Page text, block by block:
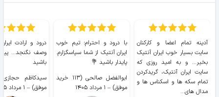
آدینه تمام اعضا و کارکنان
سایت بسیار خوب ايران آنتیک
بخیر... و به امید روزی که
سایت ايران آنتیک، گریدکردن
تمام سکه ها و اسکناس ها و
مدال های...
با درود و احترام؛ تیم خوب
ایران آنتیک از شما سپاسگزارم.
پایدار باشید 💐
ابوالفضل صالحی (۱۱۳ خرید
موفق) – ۱ مرداد ۱۴۰۵
درود و ارادت
وصف نگنجد...
باشید
موفق) – ۱ مرداد ۱۴۰۵